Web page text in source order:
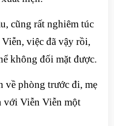
cũng rất nghiêm túc
việc đã vậy rồi,
không đối mặt được.
về phòng trước đi, mẹ
với Viễn Viễn một